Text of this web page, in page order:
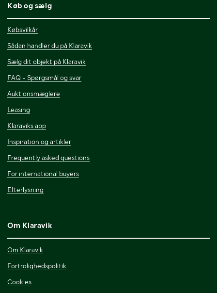
Køb og sælg
Købsvilkår
Sådan handler du på Klaravik
Sælg dit objekt på Klaravik
FAQ - Spørgsmål og svar
Auktionsmæglere
Leasing
Klaraviks app
Inspiration og artikler
Frequently asked questions
For international buyers
Efterlysning
Om Klaravik
Om Klaravik
Fortrolighedspolitik
Cookies